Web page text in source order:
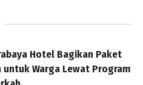
Hotel Bagikan Paket
untuk Warga Lewat Program